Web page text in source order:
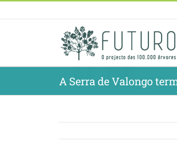
A Serra de Valongo